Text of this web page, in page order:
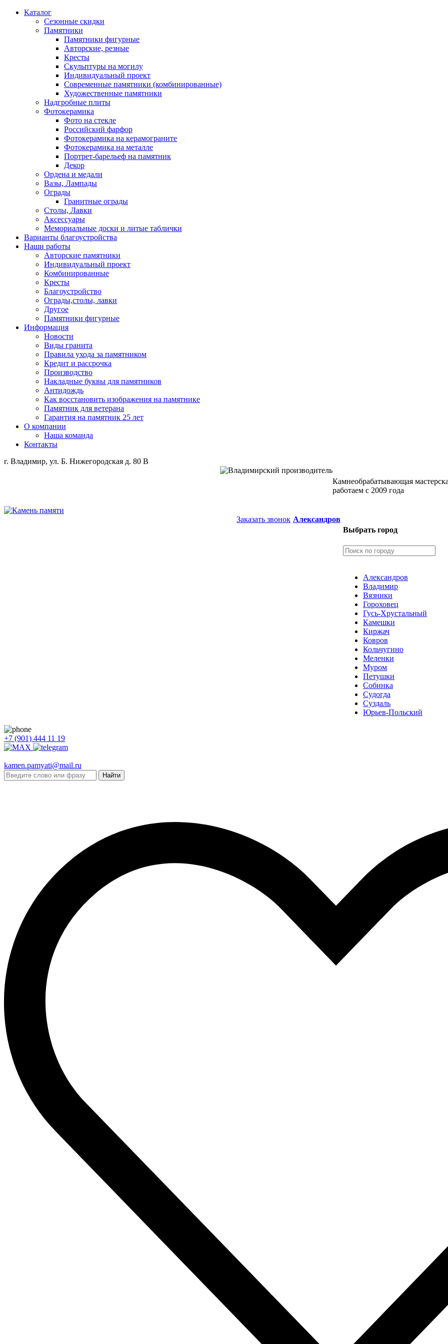
Каталог
Сезонные скидки
Памятники
Памятники фигурные
Авторские, резные
Кресты
Скульптуры на могилу
Индивидуальный проект
Современные памятники (комбинированные)
Художественные памятники
Надгробные плиты
Фотокерамика
Фото на стекле
Российский фарфор
Фотокерамика на керамограните
Фотокерамика на металле
Портрет-барельеф на памятник
Декор
Ордена и медали
Вазы, Лампады
Ограды
Гранитные ограды
Столы, Лавки
Аксессуары
Мемориальные доски и литые таблички
Варианты благоустройства
Наши работы
Авторские памятники
Индивидуальный проект
Комбинированные
Кресты
Благоустройство
Ограды,столы, лавки
Другое
Памятники фигурные
Информация
Новости
Виды гранита
Правила ухода за памятником
Кредит и рассрочка
Производство
Накладные буквы для памятников
Антидождь
Как восстановить изображения на памятнике
Памятник для ветерана
Гарантия на памятник 25 лет
О компании
Наша команда
Контакты
г. Владимир, ул. Б. Нижегородская д. 80 В
Камнеобрабатывающая
работаем с 2009 года
Заказать звонок Александров
Выбрать город
Александров
Владимир
Вязники
Гороховец
Гусь-Хрустальный
Камешки
Киржач
Ковров
Кольчугино
Меленки
Муром
Петушки
Собинка
Судогда
Суздаль
Юрьев-Польский
+7 (901) 444 11 19
kamen.pamyati@mail.ru